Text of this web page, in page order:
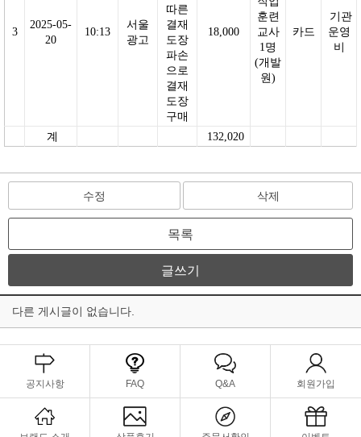
3
2025-05-
20
10:13
서울
광고
따른
결재
도장
파손
으로
결재
도장
구매
18,000
훈련
교사
1명
(개발
원)
카드
기관
운영
비
계 132,020
수정 삭제
목록
글쓰기
다른 게시글이 없습니다.
공지사항 FAQ Q&A 회원가입